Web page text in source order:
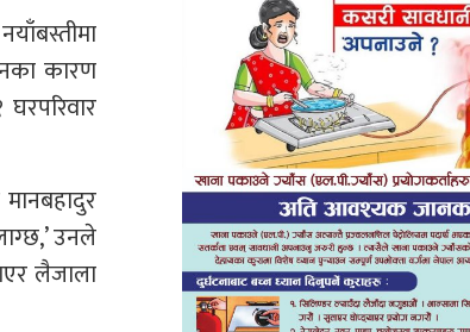
कारण
उनले
लैजाला